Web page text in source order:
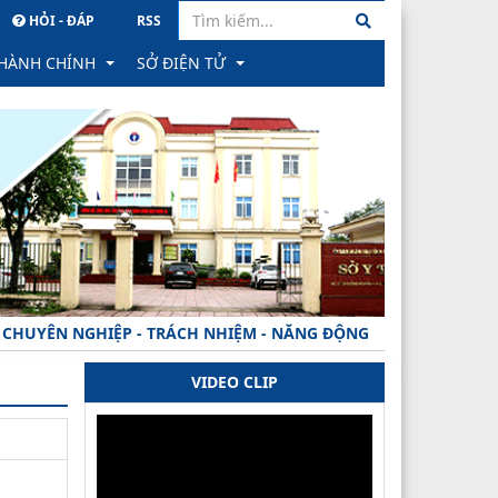
HỎI - ĐÁP RSS
CHÍNH
chính
trực tuyến
trạng xử lý hồ sơ
bản công bố
phản ánh, kiến nghị về quy định hành chính
SỞ ĐIỆN TỬ
PM Quản lý văn bản & Hồ sơ công việc
Hệ thống Hồ sơ Quản lý sức khỏe cá nhân
Hệ thống Gửi nhận văn bản tỉnh
PM Quản lý hồ sơ CB CC, VC tỉnh
NGHIỆP - TRÁCH NHIỆM - NĂNG ĐỘNG - MINH BẠCH - HIỆU
VIDEO CLIP